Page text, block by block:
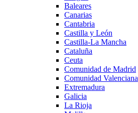
Baleares
Canarias
Cantabria
Castilla y León
Castilla-La Mancha
Cataluña
Ceuta
Comunidad de Madrid
Comunidad Valenciana
Extremadura
Galicia
La Rioja